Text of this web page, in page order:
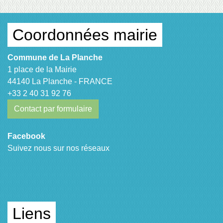
Coordonnées mairie
Commune de La Planche
1 place de la Mairie
44140 La Planche - FRANCE
+33 2 40 31 92 76
Contact par formulaire
Facebook
Suivez nous sur nos réseaux
Liens